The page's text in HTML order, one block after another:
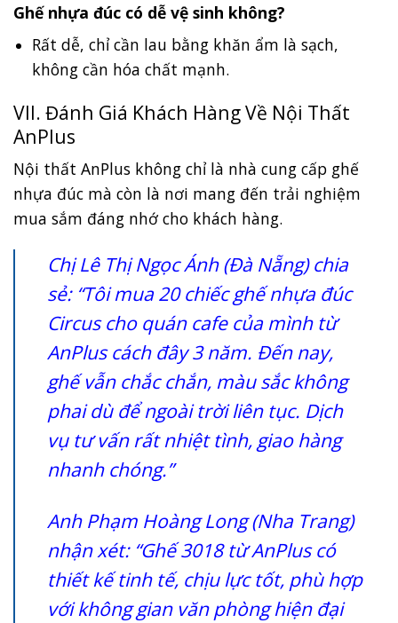
Ghế nhựa đúc có dễ vệ sinh không?
Rất dễ, chỉ cần lau bằng khăn ẩm là sạch,
không cần hóa chất mạnh.
VII. Đánh Giá Khách Hàng Về Nội Thất
AnPlus
Nội thất AnPlus không chỉ là nhà cung cấp ghế
nhựa đúc mà còn là nơi mang đến trải nghiệm
mua sắm đáng nhớ cho khách hàng.
Chị Lê Thị Ngọc Ánh (Đà Nẵng) chia
sẻ: “Tôi mua 20 chiếc ghế nhựa đúc
Circus cho quán cafe của mình từ
AnPlus cách đây 3 năm. Đến nay,
ghế vẫn chắc chắn, màu sắc không
phai dù để ngoài trời liên tục. Dịch
vụ tư vấn rất nhiệt tình, giao hàng
nhanh chóng.”
Anh Phạm Hoàng Long (Nha Trang)
nhận xét: “Ghế 3018 từ AnPlus có
thiết kế tinh tế, chịu lực tốt, phù hợp
với không gian văn phòng hiện đại